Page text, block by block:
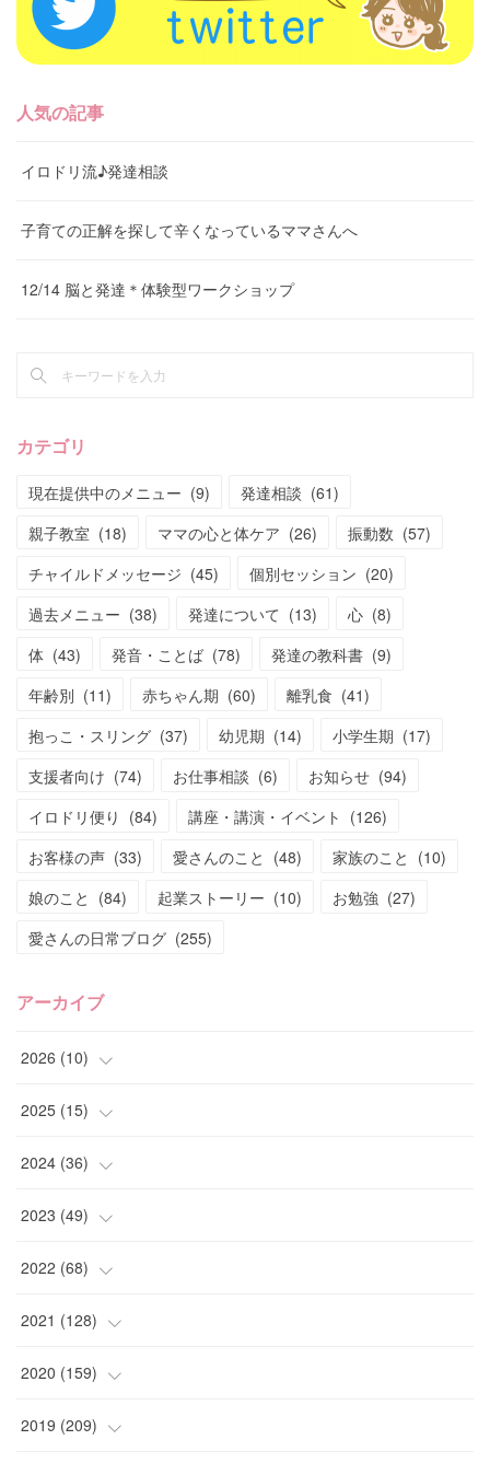
人気の記事
イロドリ流♪発達相談
子育ての正解を探して辛くなっているママさんへ
12/14 脳と発達＊体験型ワークショップ
カテゴリ
現在提供中のメニュー (9) 発達相談 (61)
親子教室 (18) ママの心と体ケア (26) 振動数 (57)
チャイルドメッセージ (45) 個別セッション (20)
過去メニュー (38) 発達について (13) 心 (8)
体 (43) 発音・ことば (78) 発達の教科書 (9)
年齢別 (11) 赤ちゃん期 (60) 離乳食 (41)
抱っこ・スリング (37) 幼児期 (14) 小学生期 (17)
支援者向け (74) お仕事相談 (6) お知らせ (94)
イロドリ便り (84) 講座・講演・イベント (126)
お客様の声 (33) 愛さんのこと (48) 家族のこと (10)
娘のこと (84) 起業ストーリー (10) お勉強 (27)
愛さんの日常ブログ (255)
アーカイブ
2026 (10)
(1)
(4)
(2)
(1)
2025 (15)
(4)
(2)
(2)
( 3)
2024 (36)
(2)
(2)
(1)
( 4)
2023 (49)
(1)
(2)
( 5)
(5)
2022 (68)
(6)
( 6)
(3)
2021 (128)
(10)
(9)
2020 (159)
(15)
2019 (209)